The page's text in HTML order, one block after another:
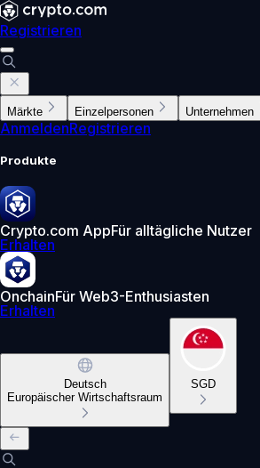
Registrieren
Märkte Einzelpersonen Unternehmen
AnmeldenRegistrieren
Produkte
Crypto.com AppFür alltägliche Nutzer
Erhalten
OnchainFür Web3-Enthusiasten
Erhalten
Deutsch
Europäischer Wirtschaftsraum
SGD